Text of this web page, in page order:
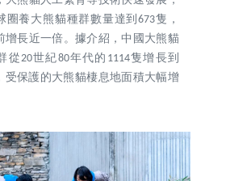
圈養大熊貓種群數量達到673隻，
增長近一倍。據介紹，中國大熊貓
從20世紀80年代的1114隻增長到
受保護的大熊貓棲息地面積大幅增